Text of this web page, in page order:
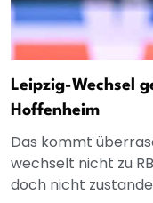
Leipzig-Wechsel
Hoffenheim
Das kommt
wechselt nicht zu
doch nicht